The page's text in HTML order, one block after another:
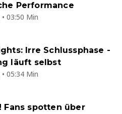
Performance
03:50 Min
Irre Schlussphase -
läuft selbst
05:34 Min
Fans spotten über